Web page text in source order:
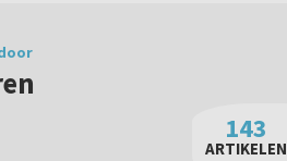
143
ARTIKELEN